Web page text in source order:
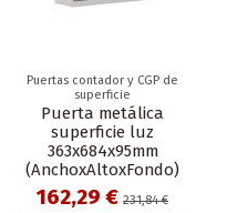
Puertas contador y CGP de
superficie
Puerta metálica
superficie luz
363x684x95mm
(AnchoxAltoxFondo)
162,29 € 231,84 €